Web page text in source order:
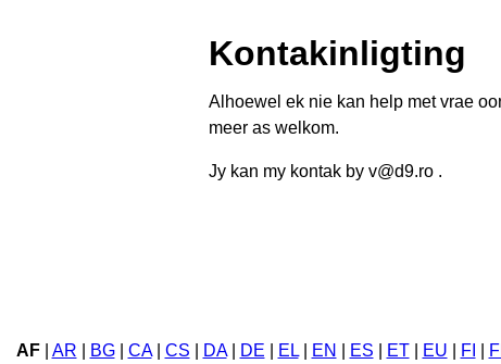
Kontakinligting
Alhoewel ek nie kan help met vrae
meer as welkom.
Jy kan my kontak by v@d9.ro .
AF| AR BG| CA| CS DA| DE EL| EN ES ET| EU FI